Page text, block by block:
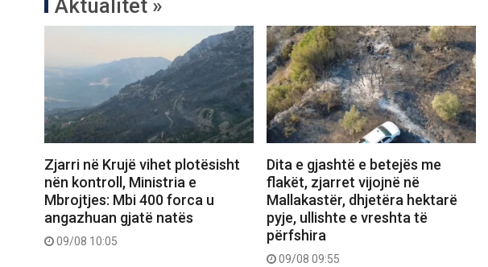
Aktualitet »
Zjarri në Krujë vihet plotësisht
nën kontroll, Ministria e
Mbrojtjes: Mbi 400 forca u
angazhuan gjatë natës
09/08 10:05
Dita e gjashtë e betejës me
flakët, zjarret vijojnë në
Mallakastër, dhjetëra hektarë
pyje, ullishte e vreshta të
përfshira
09/08 09:55